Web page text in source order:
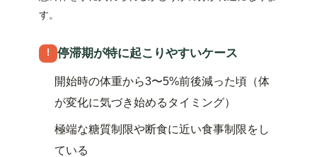
す。
! 停滞期が特に起こりやすいケース
開始時の体重から3〜5%前後減った頃（体
が変化に気づき始めるタイミング）
極端な糖質制限や断食に近い食事制限をし
ている